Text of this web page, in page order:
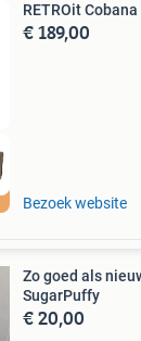
RETROit
€ 189,00
Bezoek website
Zo goed als
SugarPuffy
€ 20,00